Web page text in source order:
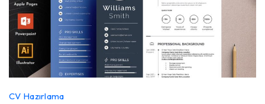
CV Hazırlama